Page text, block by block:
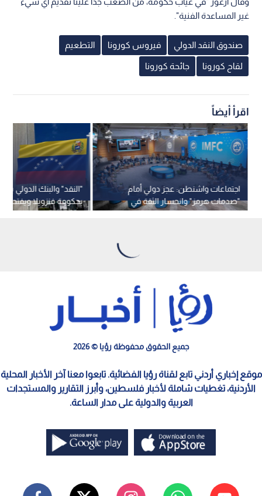
غير المساعدة الفنية".
صندوق النقد الدولي فيروس كورونا التطعيم
لقاح كورونا جائحة كورونا
اقرأ أيضاً
"النقد" والبنك الدولي
بحكومة فنزويلا ويفتحان
المالي
اجتماعات واشنطن: عجز دولي أمام
"صدمات هرمز" وانحسار الثقة في
القيادة الأمريكية
جميع الحقوق محفوظة رؤيا © 2026
موقع إخباري أردني تابع لقناة رؤيا الفضائية. تابعوا معنا آخر الأخبار المحلية
الأردنية، تغطيات شاملة لأخبار فلسطين، وأبرز التقارير والمستجدات
العربية والدولية على مدار الساعة.